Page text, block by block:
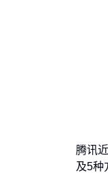
腾讯
及5种